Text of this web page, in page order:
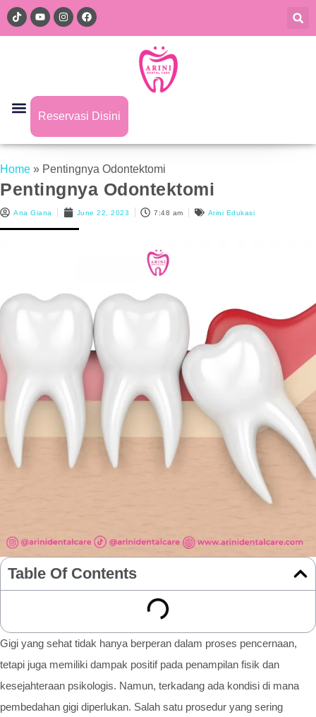
Reservasi Disini
Home » Pentingnya Odontektomi
Pentingnya Odontektomi
Ana Giana June 22, 2023 7:48 am Arini Edukasi
Table Of Contents
Gigi yang sehat tidak hanya berperan dalam proses pencernaan,
tetapi juga memiliki dampak positif pada penampilan fisik dan
kesejahteraan psikologis. Namun, terkadang ada kondisi di mana
pembedahan gigi diperlukan. Salah satu prosedur yang sering